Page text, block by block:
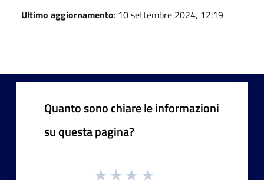
Ultimo aggiornamento: 10 settembre 2024, 12:19
Quanto sono chiare le informazioni
su questa pagina?